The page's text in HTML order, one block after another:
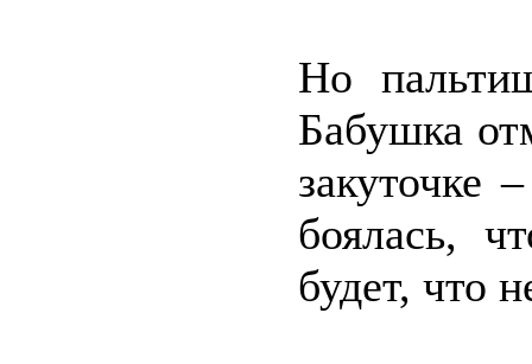
Но
Бабушка
закуточке
боялась,
будет, что